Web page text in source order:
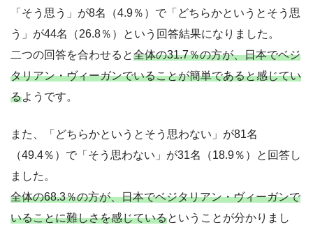
「そう思う」が8名（4.9％）で「どちらかというとそう思
う」が44名（26.8％）という回答結果になりました。
二つの回答を合わせると全体の31.7％の方が、日本でベジ
タリアン・ヴィーガンでいることが簡単であると感じてい
るようです。
また、「どちらかというとそう思わない」が81名
（49.4％）で「そう思わない」が31名（18.9％）と回答し
ました。
全体の68.3％の方が、日本でベジタリアン・ヴィーガンで
いることに難しさを感じているということが分かりまし